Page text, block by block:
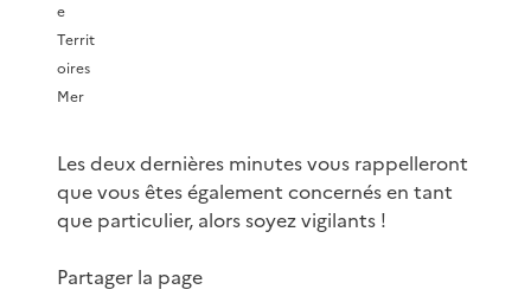
e
Territ
oires
Mer
Les deux dernières minutes vous rappelleront
que vous êtes également concernés en tant
que particulier, alors soyez vigilants !
Partager la page